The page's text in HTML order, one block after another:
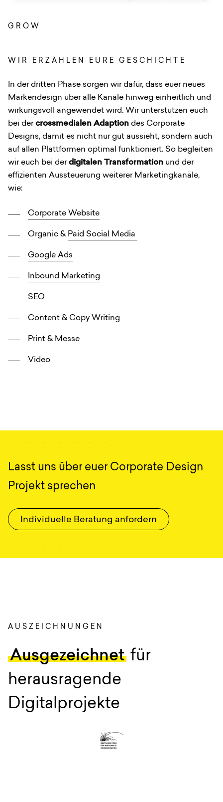
GROW
:
WIR ERZÄHLEN EURE GESCHICHTE
In der dritten Phase sorgen wir dafür, dass euer neues
Markendesign über alle Kanäle hinweg einheitlich und
wirkungsvoll angewendet wird. Wir unterstützen euch
bei dercrossmedialen Adaption des Corporate
Designs, damit es nicht nur gut aussieht, sondern auch
auf allen Plattformen optimal funktioniert. So begleiten
wir euch bei derdigitalen Transformation und der
effizienten Aussteuerung weiterer Marketingkanäle,
wie:
Corporate Website
Organic & Paid Social Media
Google Ads
Inbound Marketing
SEO
Content & Copy Writing
Print & Messe
Video
Lasst uns über euer Corporate Design
Projekt sprechen
Individuelle Beratung anfordern
AUSZEICHNUNGEN
:Ausgezeichnet für
herausragende
Digitalprojekte